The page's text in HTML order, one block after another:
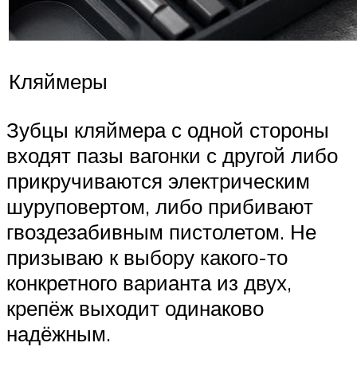
Кляймеры
Зубцы кляймера с одной стороны
входят пазы вагонки с другой либо
прикручиваются электрическим
шуруповертом, либо прибивают
гвоздезабивным пистолетом. Не
призываю к выбору какого-то
конкретного варианта из двух,
крепёж выходит одинаково
надёжным.